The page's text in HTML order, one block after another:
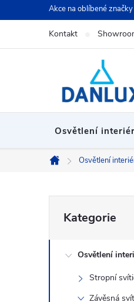
na
Akce na oblíbené značky
Kontakt
Osvětlení
Domů
Osvětlení
o
kategorie
Kategorie
Osvětlení
Stropní
Závěsná